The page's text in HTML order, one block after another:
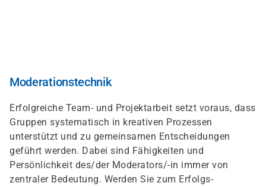
Moderationstechnik
Erfolgreiche Team- und Projektarbeit setzt voraus, dass
Gruppen systematisch in kreativen Prozessen
unterstützt und zu gemeinsamen Entscheidungen
geführt werden. Dabei sind Fähigkeiten und
Persönlichkeit des/der Moderators/-in immer von
zentraler Bedeutung. Werden Sie zum Erfolgs-